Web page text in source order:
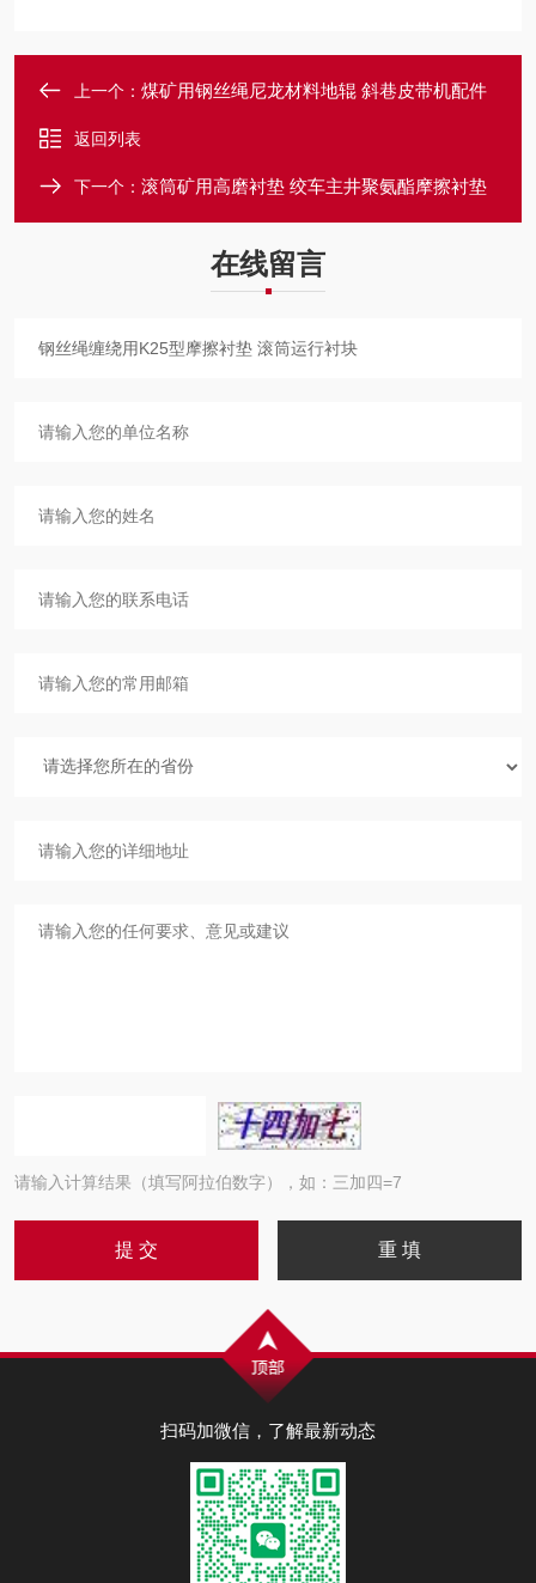
上一个： 煤矿用钢丝绳尼龙材料地辊 斜巷皮带机配件
返回列表
下一个： 滚筒矿用高磨衬垫 绞车主井聚氨酯摩擦衬垫
在线留言
请输入计算结果（填写阿拉伯数字），如：三加四=7
扫码加微信，了解最新动态